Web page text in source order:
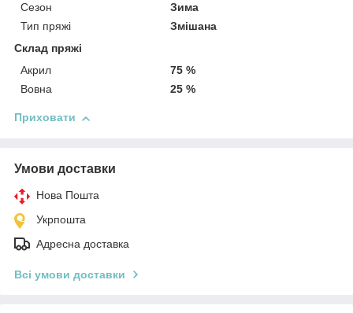
Сезон
Зима
Тип пряжі
Змішана
Склад пряжі
Акрил
75 %
Вовна
25 %
Приховати
Умови доставки
Нова Пошта
Укрпошта
Адресна доставка
Всі умови доставки